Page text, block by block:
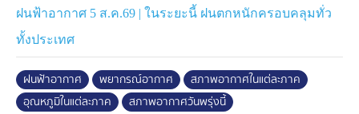
เพชรบุรี ประจวบคีรีขันธ์ชุมพร สุราษฎร์ธานี สงขลา
ปัตตานี ยะลา นราธิวาส ระนอง พังงา ภูเก็ต กระบี่ ตรัง และ
สตูล ทะเลทั้ง 2 ฝั่ง บริเวณที่มีฝนฟ้าคะนองคลื่นสูงมากกว่า
2 เมตร
กรุงเทพมหานครและปริมณฑล ฝนตก 80% ของพื้นที่ และมี
ฝนฟ้าอากาศ 5 ส.ค.69 | ในระยะนี้ ฝนตกหนักครอบคลุมทั่ว
ทั้งประเทศ
ฝนฟ้าอากาศ พยากรณ์อากาศ
สภาพอากาศในแต่ละภาค
อุณหภูมิในแต่ละภาค
สภาพอากาศวันพรุ่งนี้